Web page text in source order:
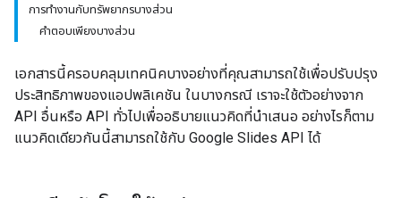
การทำงานกับทรัพยากรบางส่วน
คำตอบเพียงบางส่วน
เอกสารนี้ครอบคลุมเทคนิคบางอย่างที่คุณสามารถใช้เพื่อปรับปรุง
ประสิทธิภาพของแอปพลิเคชัน ในบางกรณี เราจะใช้ตัวอย่างจาก
API อื่นหรือ API ทั่วไปเพื่ออธิบายแนวคิดที่นำเสนอ อย่างไรก็ตาม
แนวคิดเดียวกันนี้สามารถใช้กับ Google Slides API ได้